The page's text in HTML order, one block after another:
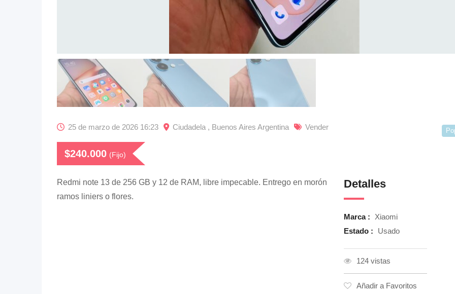
25 de marzo de 2026 16:23 Ciudadela , Buenos Aires Argentina Vender
$240.000 (Fijo)
Redmi note 13 de 256 GB y 12 de RAM, libre impecable. Entrego en morón
ramos liniers o flores.
Detalles
Marca :
Xiaomi
Estado :
Usado
124 vistas
Añadir a Favoritos